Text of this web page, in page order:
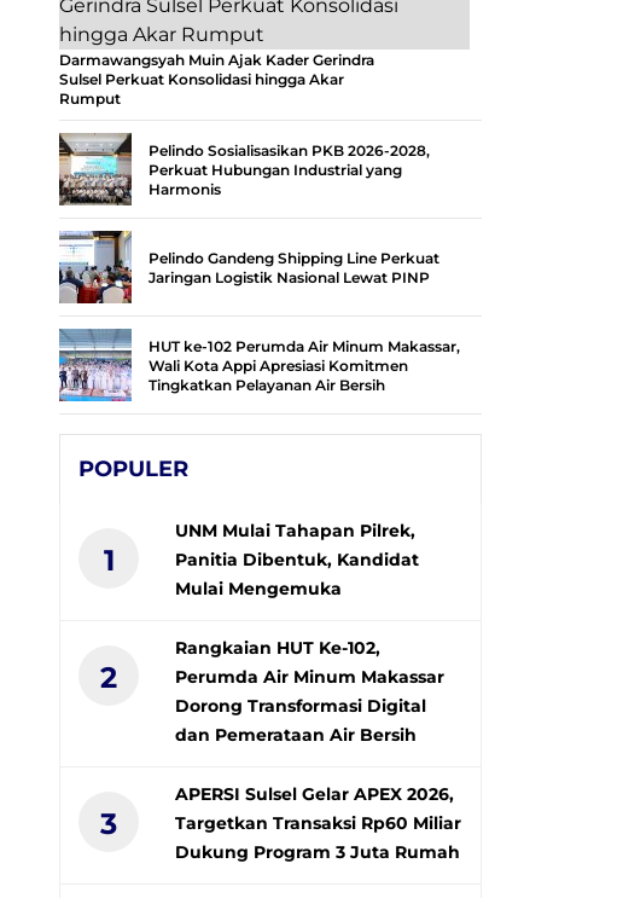
Darmawangsyah Muin Ajak Kader Gerindra
Sulsel Perkuat Konsolidasi hingga Akar
Rumput
Pelindo Sosialisasikan PKB 2026-2028,
Perkuat Hubungan Industrial yang
Harmonis
Pelindo Gandeng Shipping Line Perkuat
Jaringan Logistik Nasional Lewat PINP
HUT ke-102 Perumda Air Minum Makassar,
Wali Kota Appi Apresiasi Komitmen
Tingkatkan Pelayanan Air Bersih
POPULER
1
UNM Mulai Tahapan Pilrek,
Panitia Dibentuk, Kandidat
Mulai Mengemuka
2
Rangkaian HUT Ke-102,
Perumda Air Minum Makassar
Dorong Transformasi Digital
dan Pemerataan Air Bersih
3
APERSI Sulsel Gelar APEX 2026,
Targetkan Transaksi Rp60 Miliar
Dukung Program 3 Juta Rumah